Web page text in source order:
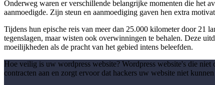
Onderweg waren er verschillende belangrijke momenten die het
aanmoedigde. Zijn steun en aanmoediging gaven hen extra
Tijdens hun epische reis van meer dan 25.000 kilometer door 21
tegenslagen, maar wisten ook overwinningen te behalen. Deze
moeilijkheden als de pracht van het gebied intens beleefden.
Hoe veilig is uw wordpress website? Wordpress website's die
contracten aan en zorgt ervoor dat hackers uw website niet